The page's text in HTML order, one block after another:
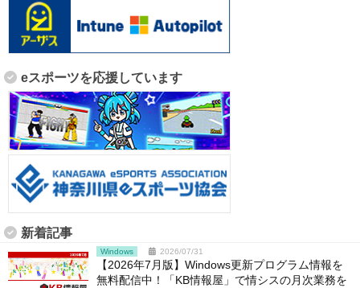
eスポーツを応援しています
新着記事
Windows 2026/07/31
【2026年7月版】Windows更新プログラム情報を
無料配信中！「KB情報屋」で情シスの月次業務を